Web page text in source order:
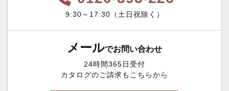
9:30～17:30（土日祝除く）
メールでお問い合わせ
24時間365日受付
カタログのご請求もこちらから